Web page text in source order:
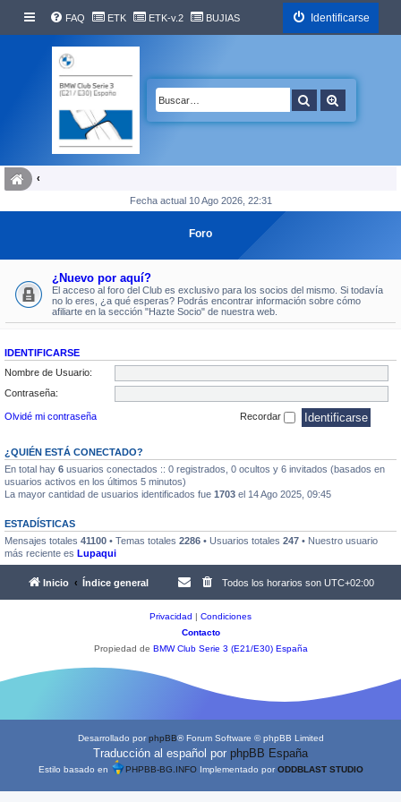
FAQ ETK ETK-v.2 BUJIAS Identificarse
Buscar
Fecha actual 10 Ago 2026, 22:31
Foro
¿Nuevo por aquí?
El acceso al foro del Club es exclusivo para los socios del mismo. Si todavía
no lo eres, ¿a qué esperas? Podrás encontrar información sobre cómo
afiliarte en la sección "Hazte Socio" de nuestra web.
IDENTIFICARSE
Nombre de Usuario:
Contraseña:
Olvidé mi contraseña Recordar
¿QUIÉN ESTÁ CONECTADO?
En total hay 6 usuarios conectados :: 0 registrados, 0 ocultos y 6 invitados (basados en
usuarios activos en los últimos 5 minutos)
La mayor cantidad de usuarios identificados fue 1703 el 14 Ago 2025, 09:45
ESTADÍSTICAS
Mensajes totales 41100 • Temas totales 2286 • Usuarios totales 247 • Nuestro usuario
más reciente es Lupaqui
Inicio Índice general Todos los horarios son UTC+02:00
Privacidad | Condiciones
Contacto
Propiedad de BMW Club Serie 3 (E21/E30) España
Desarrollado porphpBB® Forum Software © phpBB Limited
Traducción al español por phpBB España
Estilo basado en PHPBB-BG.INFOImplementado porODDBLAST STUDIO